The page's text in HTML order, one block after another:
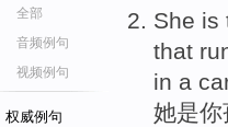
全部
音频例句
视频例句
权威例句
She is
that
in a
她是你